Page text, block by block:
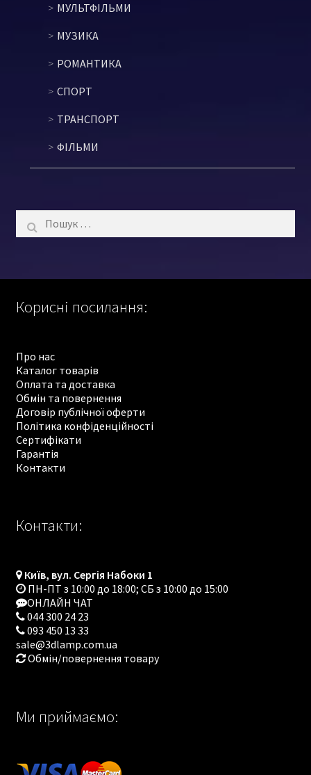
МУЛЬТФІЛЬМИ
МУЗИКА
РОМАНТИКА
СПОРТ
ТРАНСПОРТ
ФІЛЬМИ
Пошук:
Корисні посилання:
Про нас
Каталог товарів
Оплата та доставка
Обмін та повернення
Договір публічної оферти
Політика конфіденційності
Сертифікати
Гарантія
Контакти
Контакти:
Київ, вул. Сергія Набоки 1
ПН-ПТ з 10:00 до 18:00; СБ з 10:00 до 15:00
ОНЛАЙН ЧАТ
044 300 24 23
093 450 13 33
sale@3dlamp.com.ua
Обмін/повернення товару
Ми приймаємо: